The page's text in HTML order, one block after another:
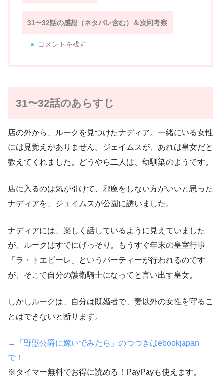
31〜32話の感想（ネタバレ含む）＆次回考察
コメントを残す
31〜32話のあらすじ
店の外から、ルークを見つけたナディア。一緒にいる女性
には見覚えがありません。ジェイムスが、あれは皇女だと
教えてくれました。どうやら二人は、幼馴染のようです。
店に入るのは気が引けて、邪魔をしない方がいいと思った
ナディアを、ジェイムスが公園に誘いました。
ナディアには、楽しく話しているように見えていました
が、ルークはすでにげっそり。もうすぐ年末の皇室行事
「ラ・トエビーレ」というパーティーが行われるのです
が、そこで自分の護衛騎士になってと言い出す皇女。
しかしルークは、自分は既婚者で、妻以外の女性を守るこ
とはできないと断ります。
→「野獣公爵に嫁いでみたら」のつづきはebookjapan
で！
※タイマー無料でお得に読める！PayPayも使えます。